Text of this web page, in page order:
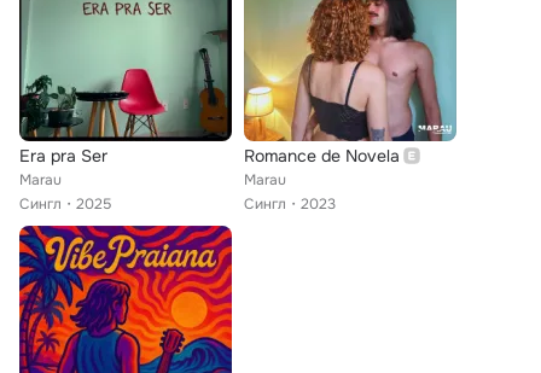
Era pra Ser
Marau
Сингл
2025
Romance de Novela
Marau
Сингл
2023